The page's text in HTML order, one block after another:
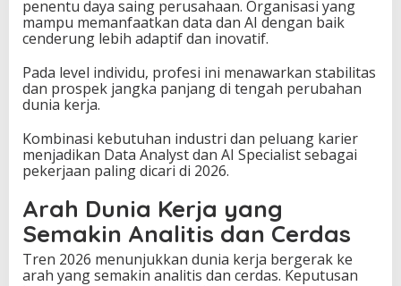
penentu daya saing perusahaan. Organisasi yang
mampu memanfaatkan data dan AI dengan baik
cenderung lebih adaptif dan inovatif.
Pada level individu, profesi ini menawarkan stabilitas
dan prospek jangka panjang di tengah perubahan
dunia kerja.
Kombinasi kebutuhan industri dan peluang karier
menjadikan Data Analyst dan AI Specialist sebagai
pekerjaan paling dicari di 2026.
Arah Dunia Kerja yang
Semakin Analitis dan Cerdas
Tren 2026 menunjukkan dunia kerja bergerak ke
arah yang semakin analitis dan cerdas. Keputusan